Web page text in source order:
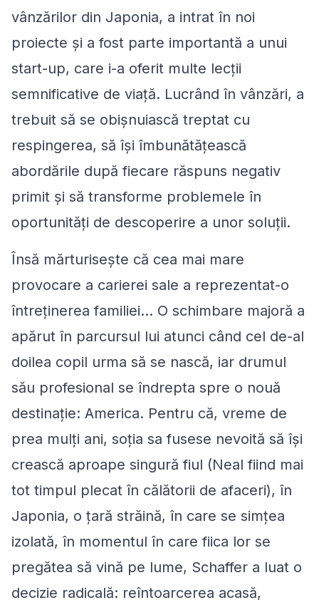
vânzărilor din Japonia, a intrat în noi
proiecte şi a fost parte importantă a unui
start-up, care i-a oferit multe lecţii
semnificative de viaţă. Lucrând în vânzări, a
trebuit să se obişnuiască treptat cu
respingerea, să îşi îmbunătăţească
abordările după fiecare răspuns negativ
primit şi să transforme problemele în
oportunităţi de descoperire a unor soluţii.
Însă mărturiseşte că cea mai mare
provocare a carierei sale a reprezentat-o
întreţinerea familiei… O schimbare majoră a
apărut în parcursul lui atunci când cel de-al
doilea copil urma să se nască, iar drumul
său profesional se îndrepta spre o nouă
destinaţie: America. Pentru că, vreme de
prea mulţi ani, soţia sa fusese nevoită să îşi
crească aproape singură fiul (Neal fiind mai
tot timpul plecat în călătorii de afaceri), în
Japonia, o ţară străină, în care se simţea
izolată, în momentul în care fiica lor se
pregătea să vină pe lume, Schaffer a luat o
decizie radicală: reîntoarcerea acasă,